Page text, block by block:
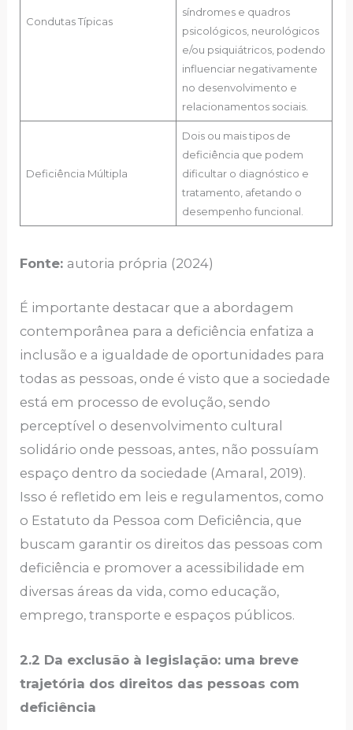
Condutas Típicas
síndromes e quadros
psicológicos, neurológicos
e/ou psiquiátricos, podendo
influenciar negativamente
no desenvolvimento e
relacionamentos sociais.
Deficiência Múltipla
Dois ou mais tipos de
deficiência que podem
dificultar o diagnóstico e
tratamento, afetando o
desempenho funcional.
Fonte: autoria própria (2024)
É importante destacar que a abordagem
contemporânea para a deficiência enfatiza a
inclusão e a igualdade de oportunidades para
todas as pessoas, onde é visto que a sociedade
está em processo de evolução, sendo
perceptível o desenvolvimento cultural
solidário onde pessoas, antes, não possuíam
espaço dentro da sociedade (Amaral, 2019).
Isso é refletido em leis e regulamentos, como
o Estatuto da Pessoa com Deficiência, que
buscam garantir os direitos das pessoas com
deficiência e promover a acessibilidade em
diversas áreas da vida, como educação,
emprego, transporte e espaços públicos.
2.2 Da exclusão à legislação: uma breve
trajetória dos direitos das pessoas com
deficiência